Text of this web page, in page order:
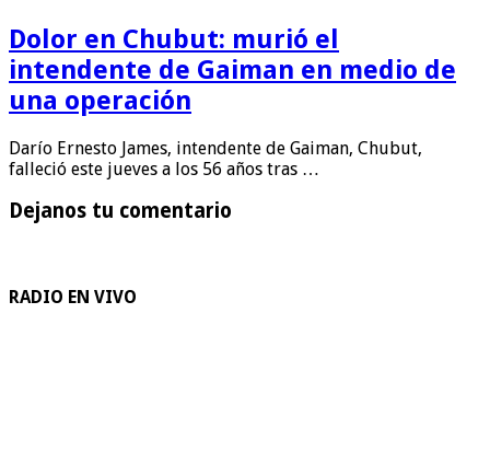
Dolor en Chubut: murió el
intendente de Gaiman en medio de
una operación
Darío Ernesto James, intendente de Gaiman, Chubut,
falleció este jueves a los 56 años tras …
Dejanos tu comentario
RADIO EN VIVO